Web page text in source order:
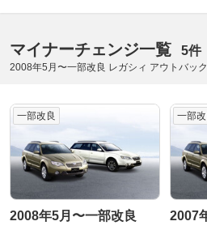
マイナーチェンジ一覧 5件
2008年5月〜一部改良 レガシィ アウトバック
一部改良
2008年5月〜一部改良
一部改
2007